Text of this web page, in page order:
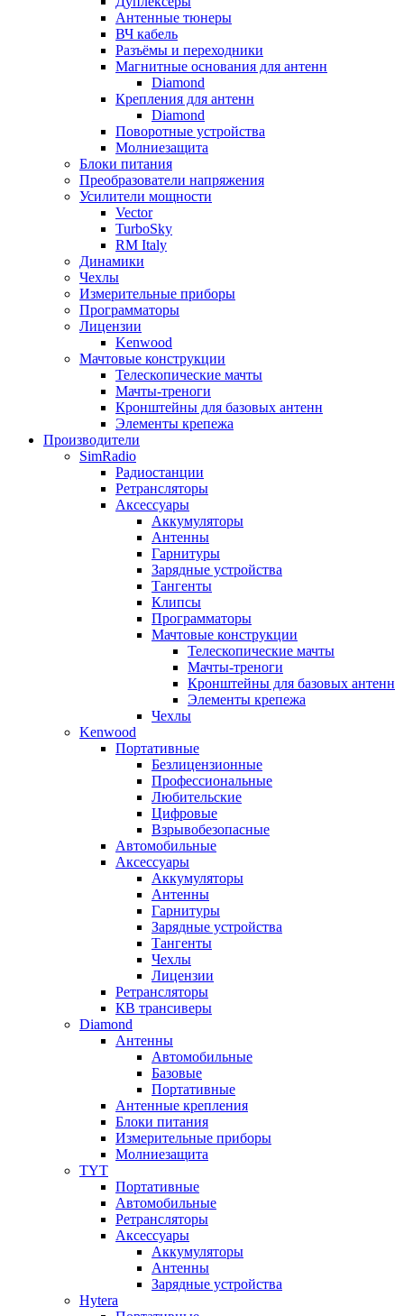
Антенные тюнеры
ВЧ кабель
Разъёмы и переходники
Магнитные основания для антенн
Diamond
Крепления для антенн
Diamond
Поворотные устройства
Молниезащита
Блоки питания
Преобразователи напряжения
Усилители мощности
Vector
TurboSky
RM Italy
Динамики
Чехлы
Измерительные приборы
Программаторы
Лицензии
Kenwood
Мачтовые конструкции
Телескопические мачты
Мачты-треноги
Кронштейны для базовых антенн
Элементы крепежа
Производители
SimRadio
Радиостанции
Ретрансляторы
Аксессуары
Аккумуляторы
Антенны
Гарнитуры
Зарядные устройства
Тангенты
Клипсы
Программаторы
Мачтовые конструкции
Телескопические мачты
Мачты-треноги
Кронштейны для базовых антенн
Элементы крепежа
Чехлы
Kenwood
Портативные
Безлицензионные
Профессиональные
Любительские
Цифровые
Взрывобезопасные
Автомобильные
Аксессуары
Аккумуляторы
Антенны
Гарнитуры
Зарядные устройства
Тангенты
Чехлы
Лицензии
Ретрансляторы
КВ трансиверы
Diamond
Антенны
Автомобильные
Базовые
Портативные
Антенные крепления
Блоки питания
Измерительные приборы
Молниезащита
TYT
Портативные
Автомобильные
Ретрансляторы
Аксессуары
Аккумуляторы
Антенны
Зарядные устройства
Hytera